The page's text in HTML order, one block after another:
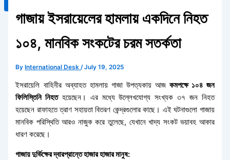
গাজায় ইসরায়েলের হামলায় একদিনে নিহত
১০৪, মানবিক সংকটের চরম সতর্কতা
ByInternational Desk/July 19, 2025
ইসরায়েলি বাহিনীর অব্যাহত হামলায় গাজা উপত্যকায় আজকমপক্ষে ১০৪ জন
ফিলিস্তিনি নিহতহয়েছেন। এর মধ্যে উল্লেখযোগ্য সংখ্যক ৩৭ জন নিহত
হয়েছেন রাফাহতে ত্রাণ সহায়তা বিতরণ কেন্দ্রগুলোর কাছে। এই ঘটনাগুলো গাজায়
মানবিক পরিস্থিতি আরও নাজুক করে তুলেছে, যেখানে খাদ্য সংকট ভয়াবহ আকার
ধারণ করেছে।
গাজায় দুর্ভিক্ষের দ্বারপ্রান্তে হাজার হাজার মানুষ: